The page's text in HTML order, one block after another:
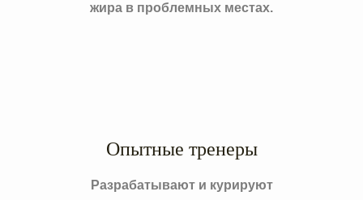
жира в проблемных местах.
Опытные тренеры
Разрабатывают и курируют